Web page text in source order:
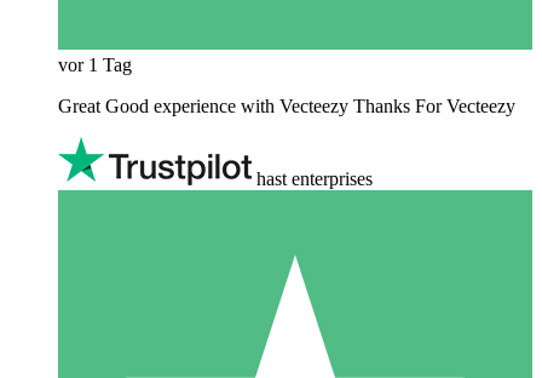
vor 1 Tag
Great Good experience with Vecteezy Thanks For Vecteezy
hast enterprises